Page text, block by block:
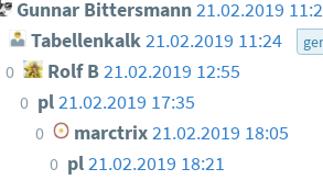
Gunnar Bittersmann 21.02.2019
Tabellenkalk21.02.2019 11:24
0 Rolf B21.02.2019 12:55
0 pl21.02.2019 17:35
0 marctrix21.02.2019 18:05
0 pl21.02.2019 18:21